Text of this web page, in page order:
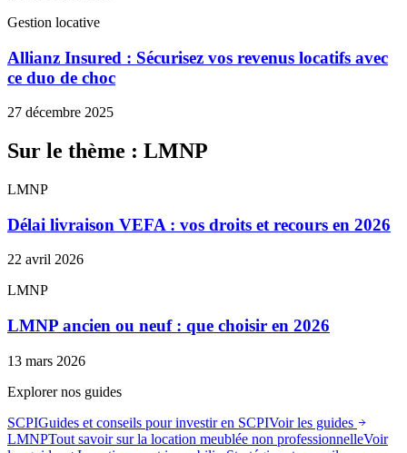
Gestion locative
Allianz Insured : Sécurisez vos revenus locatifs avec
ce duo de choc
27 décembre 2025
Sur le thème : LMNP
LMNP
Délai livraison VEFA : vos droits et recours en 2026
22 avril 2026
LMNP
LMNP ancien ou neuf : que choisir en 2026
13 mars 2026
Explorer nos guides
SCPIGuides et conseils pour investir en SCPIVoir les guides
LMNPTout savoir sur la location meublée non professionnelleVoir